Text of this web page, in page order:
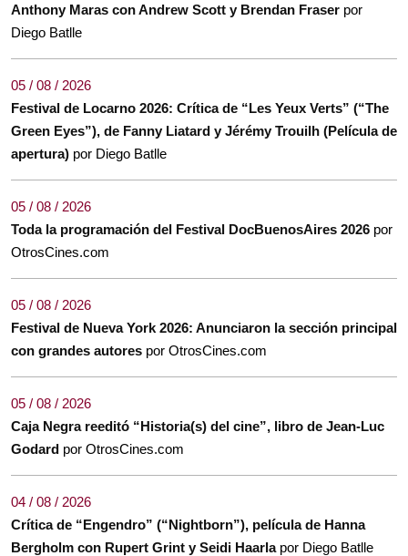
Anthony Maras con Andrew Scott y Brendan Fraser por
Diego Batlle
05 / 08 / 2026
Festival de Locarno 2026: Crítica de “Les Yeux Verts” (“The
Green Eyes”), de Fanny Liatard y Jérémy Trouilh (Película de
apertura) por Diego Batlle
05 / 08 / 2026
Toda la programación del Festival DocBuenosAires 2026 por
OtrosCines.com
05 / 08 / 2026
Festival de Nueva York 2026: Anunciaron la sección principal
con grandes autores por OtrosCines.com
05 / 08 / 2026
Caja Negra reeditó “Historia(s) del cine”, libro de Jean-Luc
Godard por OtrosCines.com
04 / 08 / 2026
Crítica de “Engendro” (“Nightborn”), película de Hanna
Bergholm con Rupert Grint y Seidi Haarla por Diego Batlle